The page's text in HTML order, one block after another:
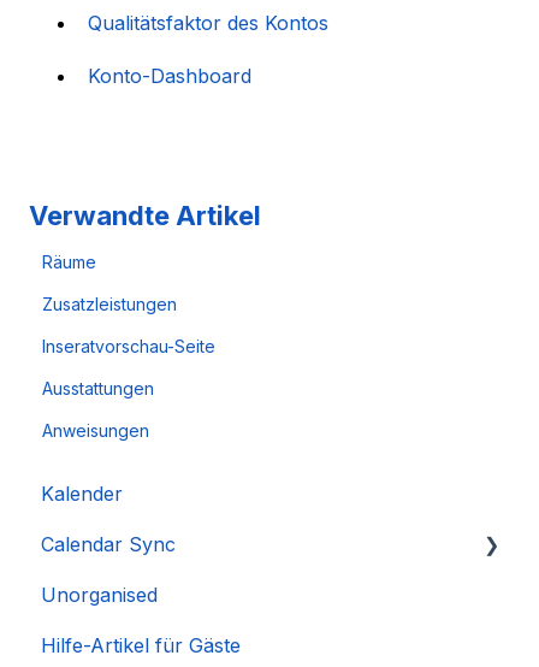
Qualitätsfaktor des Kontos
Konto-Dashboard
Verwandte Artikel
Räume
Zusatzleistungen
Inseratvorschau-Seite
Ausstattungen
Anweisungen
Kalender
Calendar Sync
Importieren beliebter Kalender
Unorganised
Hilfe-Artikel für Gäste